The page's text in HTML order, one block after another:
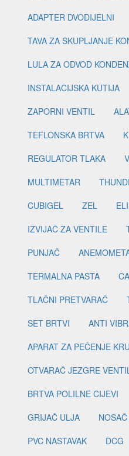
ADAPTER DVODIJELNI
TAVA ZA SKUPLJANJE
LULA ZA ODVOD
INSTALACIJSKA KUTIJA
ZAPORNI VENTIL
TEFLONSKA BRTVA
REGULATOR TLAKA
MULTIMETAR
CUBIGEL
ZEL
IZVIJAČ ZA VENTILE
PUNJAČ
TERMALNA PASTA
TLAČNI PRETVARAČ
SET BRTVI
ANTI
APARAT ZA PEČENJE
OTVARAČ JEZGRE
BRTVA POLILNE CIJEVI
GRIJAČ ULJA
PVC NASTAVAK
DCG